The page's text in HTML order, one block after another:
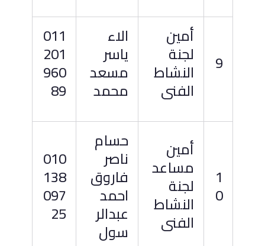
9
أمين
لجنة
النشاط
الفنى
الاء
ياسر
مسعد
محمد
011
201
960
89
1
0
أمين
مساعد
لجنة
النشاط
الفنى
حسام
ناصر
فاروق
احمد
عبدالر
سول
010
138
097
25